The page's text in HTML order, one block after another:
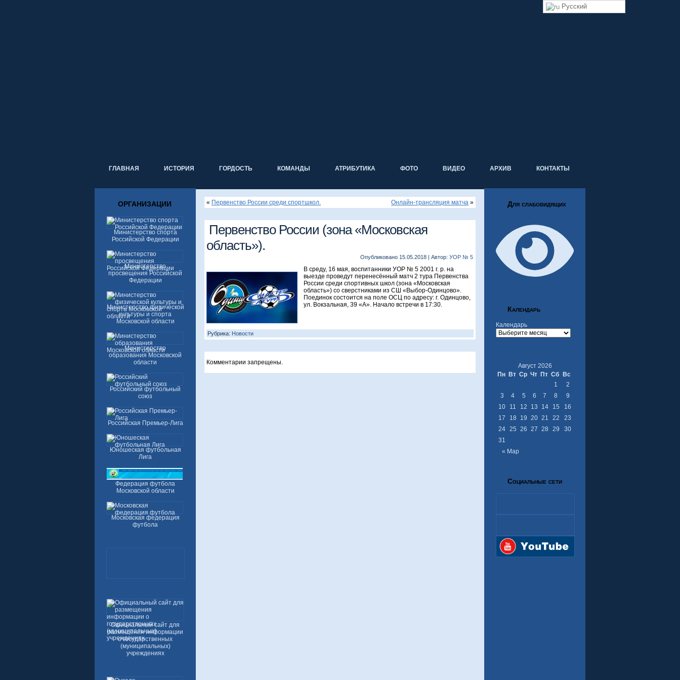
ГЛАВНАЯ ИСТОРИЯ ГОРДОСТЬ КОМАНДЫ АТРИБУТИКА ФОТО ВИДЕО АРХИВ КОНТАКТЫ
ОРГАНИЗАЦИИ
Министерство спорта
Российской Федерации
Министерство
просвещения Российской
Федерации
Министерство физической
культуры и спорта
Московской области
Министерство
образования Московской
области
Российский футбольный
союз
Российская Премьер-Лига
Юношеская футбольная
Лига
Федерация футбола
Московской области
Московская федерация
футбола
Официальный сайт для
размещения информации
о государственных
(муниципальных)
учреждениях
« Первенство России среди спортшкол. Онлайн-трансляция матча »
Первенство России (зона «Московская
область»).
Опубликовано 15.05.2018 | Автор: УОР № 5
В среду, 16 мая, воспитанники УОР № 5 2001 г. р. на
выезде проведут перенесённый матч 2 тура Первенства
России среди спортивных школ (зона «Московская
область») со сверстниками из СШ «Выбор-Одинцово».
Поединок состоится на поле ОСЦ по адресу: г. Одинцово,
ул. Вокзальная, 39 «А». Начало встречи в 17:30.
Рубрика: Новости
Комментарии запрещены.
Для слабовидящих
Календарь
Календарь
Август 2026
Пн Вт Ср Чт Пт Сб Вс
« Мар
1
2
3
4 5 6 7 8
9
10
11 12 13 14 15
16
17
18 19 20 21 22
23
24 25 26 27 28 29
30
31
Социальные сети
Русский